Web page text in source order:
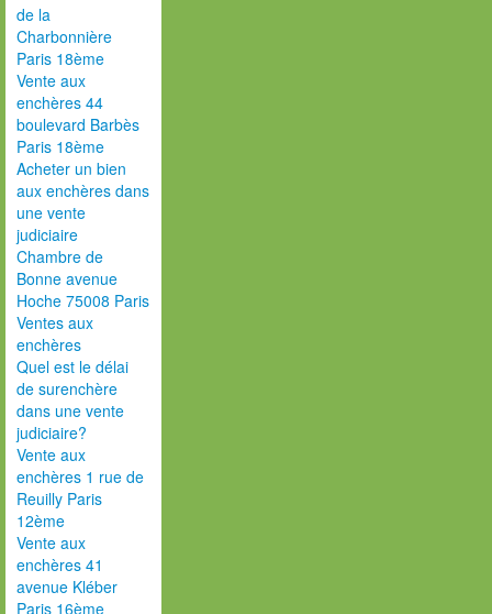
de la
Charbonnière
Paris 18ème
Vente aux
enchères 44
boulevard Barbès
Paris 18ème
Acheter un bien
aux enchères dans
une vente
judiciaire
Chambre de
Bonne avenue
Hoche 75008 Paris
Ventes aux
enchères
Quel est le délai
de surenchère
dans une vente
judiciaire?
Vente aux
enchères 1 rue de
Reuilly Paris
12ème
Vente aux
enchères 41
avenue Kléber
Paris 16ème